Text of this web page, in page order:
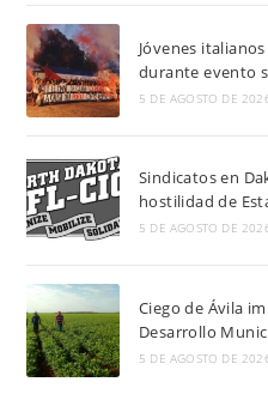
Jóvenes
durante evento
5 DE AGOSTO DE
Sindicatos en
hostilidad de
5 DE AGOSTO DE
Ciego de Ávila
Desarrollo
5 DE AGOSTO DE